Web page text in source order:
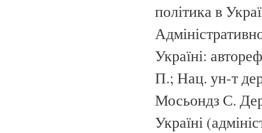
політика в
Україні:
П.; Нац. ун-т
Мосьондз С.
Україні